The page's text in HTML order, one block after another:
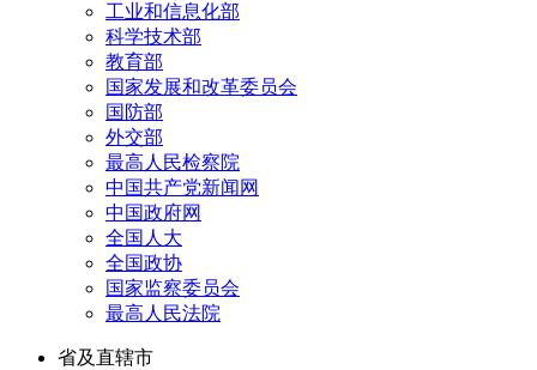
工业和信息化部
科学技术部
教育部
国家发展和改革委员会
国防部
外交部
最高人民检察院
中国共产党新闻网
中国政府网
全国人大
全国政协
国家监察委员会
最高人民法院
省及直辖市